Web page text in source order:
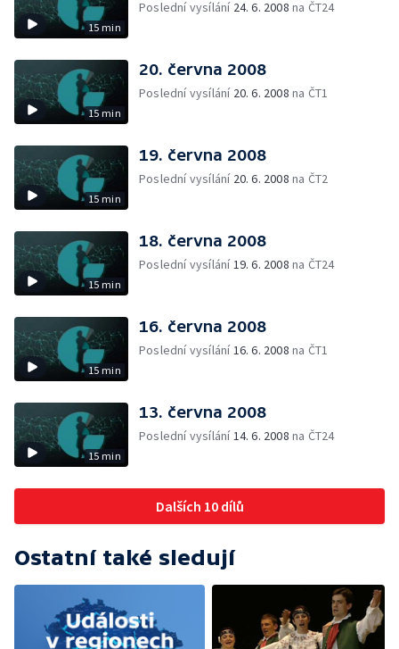
15 min
Poslední vysílání 24. 6. 2008 na ČT24
15 min
20. června 2008
Poslední vysílání 20. 6. 2008 na ČT1
15 min
19. června 2008
Poslední vysílání 20. 6. 2008 na ČT2
15 min
18. června 2008
Poslední vysílání19. 6. 2008 na ČT24
15 min
16. června 2008
Poslední vysílání16. 6. 2008 na ČT1
15 min
13. června 2008
Poslední vysílání14. 6. 2008 na ČT24
Dalších 10 dílů
Ostatní také sledují